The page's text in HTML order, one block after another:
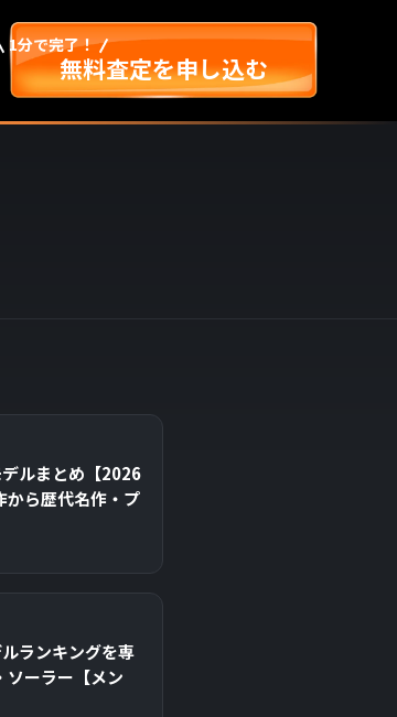
1分で完了！
無料査定を申し込む
ルまとめ【2026
から歴代名作・プ
ランキングを専
ソーラー【メン